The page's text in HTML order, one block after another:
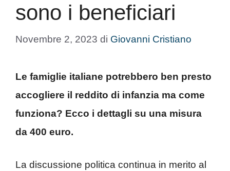
sono i beneficiari
Novembre 2, 2023 di Giovanni Cristiano
Le famiglie italiane potrebbero ben presto
accogliere il reddito di infanzia ma come
funziona? Ecco i dettagli su una misura
da 400 euro.
La discussione politica continua in merito al